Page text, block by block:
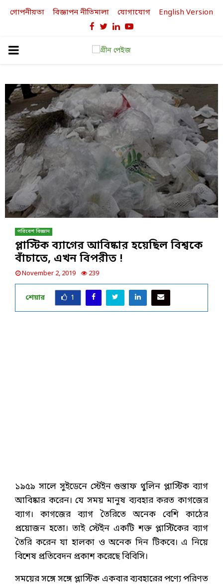
গোপনীয়তা বিজ্ঞাপন নীতিমালা যোগাযোগ English Version
Facebook
TwitterLinkedinYoutube
PRIMARY
পরিবেশ বিজ্ঞান
প্লাস্টিক ব্যাগের আবিষ্কার হয়েছিল বিশ্বকে
বাঁচাতে, এখন বিপরীত !
November 2, 2019 239
শেয়ার 1
১৯৫৯ সালে সুইডেনে স্টেইন গুস্তাফ থুলিন প্লাস্টিক ব্যাগ
আবিষ্কার করেন। যে সময় মানুষ ব্যবহার করত কাগজের
ব্যাগ। কাগজের ব্যাগ তৈরিতে অনেক বেশি কাঠের
প্রয়োজন হতো। তাই স্টেইন একটি শক্ত প্লাস্টিকের ব্যাগ
তৈরি করেন যা হালকা ও অনেক দিন টিকবে। এ নিয়ে
বিশেষ প্রতিবেদন প্রকাশ করেছে বিবিসি।
সময়ের সঙ্গে সঙ্গে প্লাস্টিক একবার ব্যবহারের পণ্যে পরিণত